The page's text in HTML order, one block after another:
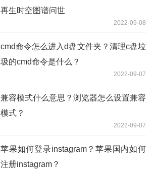
再生时空图谱问世
2022-09-08
cmd命令怎么进入d盘文件夹？清理c盘垃
圾的cmd命令是什么？
2022-09-07
兼容模式什么意思？浏览器怎么设置兼容
模式？
2022-09-07
苹果如何登录instagram？苹果国内如何
注册instagram？